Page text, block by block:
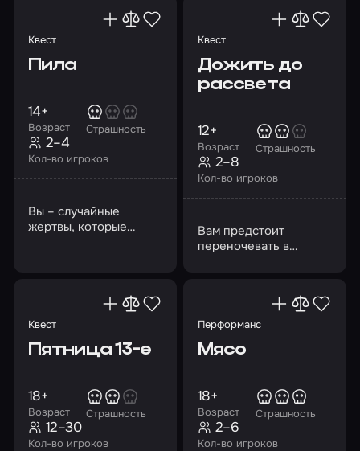
Квест
Пила
Возраст
14+
Страшность
Кол-во игроков
2–4
Вы – случайные
жертвы, которые
Квест
Дожить до
рассвета
Возраст
12+
Страшность
Кол-во игроков
2–8
Вам предстоит
переночевать в
Квест
Пятница 13-е
Возраст
18+
Страшность
Кол-во игроков
12–30
Перформанс
Мясо
Возраст
18+
Страшность
Кол-во игроков
2–6